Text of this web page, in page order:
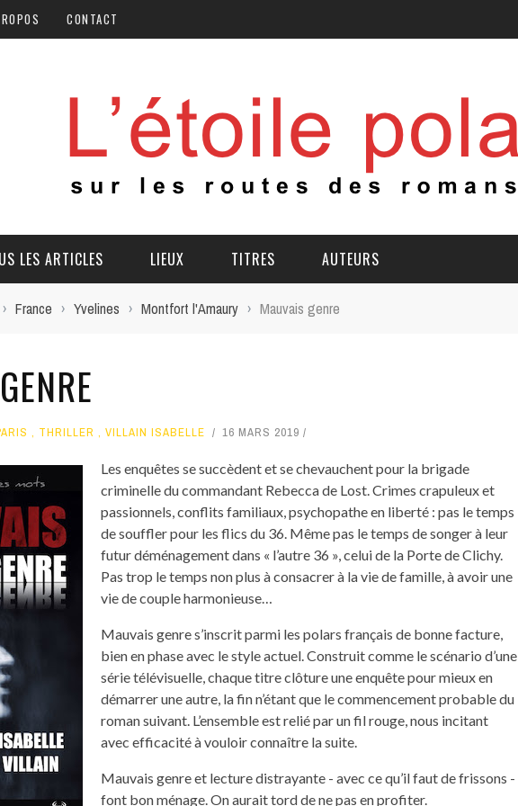
CONTACT
LES ARTICLES LIEUX TITRES AUTEURS
› France › Yvelines › Montfort l'Amaury › Mauvais genre
, THRILLER , VILLAIN ISABELLE 16 MARS 2019
Les enquêtes se succèdent et se chevauchent pour la brigade
criminelle du commandant Rebecca de Lost. Crimes crapuleux et
passionnels, conflits familiaux, psychopathe en liberté : pas le temps
de souffler pour les flics du 36. Même pas le temps de songer à leur
futur déménagement dans « l’autre 36 », celui de la Porte de Clichy.
Pas trop le temps non plus à consacrer à la vie de famille, à avoir une
vie de couple harmonieuse…
Mauvais genre s’inscrit parmi les polars français de bonne facture,
bien en phase avec le style actuel. Construit comme le scénario d’une
série télévisuelle, chaque titre clôture une enquête pour mieux en
démarrer une autre, la fin n’étant que le commencement probable du
roman suivant. L’ensemble est relié par un fil rouge, nous incitant
avec efficacité à vouloir connaître la suite.
Mauvais genre et lecture distrayante - avec ce qu’il faut de frissons -
font bon ménage. On aurait tord de ne pas en profiter.